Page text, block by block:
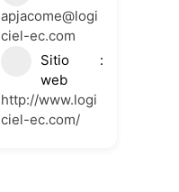
apjacome@logi
ciel-ec.com
Sitio
web
http://www.logi
ciel-ec.com/